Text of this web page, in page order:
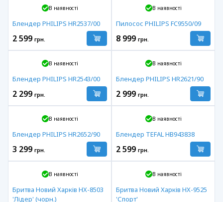
В наявності
Блендер PHILIPS HR2537/00
2 599 грн.
В наявності
Пилосос PHILIPS FC9550/09
8 999 грн.
В наявності
Блендер PHILIPS HR2543/00
2 299 грн.
В наявності
Блендер PHILIPS HR2621/90
2 999 грн.
В наявності
Блендер PHILIPS HR2652/90
3 299 грн.
В наявності
Блендер TEFAL HB943838
2 599 грн.
В наявності
Бритва Новий Харків HX-8503
'Лідер' (чорн.)
В наявності
Бритва Новий Харків HX-9525
'Спорт'